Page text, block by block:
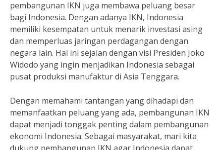
pembangunan IKN juga membawa peluang besar
bagi Indonesia. Dengan adanya IKN, Indonesia
memiliki kesempatan untuk menarik investasi asing
dan memperluas jaringan perdagangan dengan
negara lain. Hal ini sejalan dengan visi Presiden Joko
Widodo yang ingin menjadikan Indonesia sebagai
pusat produksi manufaktur di Asia Tenggara.
Dengan memahami tantangan yang dihadapi dan
memanfaatkan peluang yang ada, pembangunan IKN
dapat menjadi tonggak penting dalam pembangunan
ekonomi Indonesia. Sebagai masyarakat, mari kita